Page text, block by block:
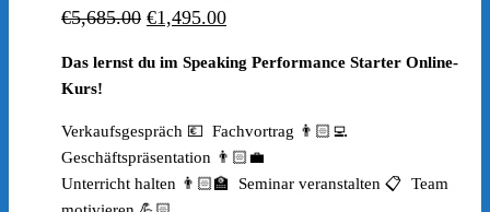
€5,685.00 Ursprünglicher
€1,495.00Aktueller
ist:
Das lernst du im Speaking Performance Starter Online-
Kurs!
Verkaufsgespräch 💶 Fachvortrag 👨🏻‍💻
Geschäftspräsentation 👨🏻‍💼
Unterricht halten 👨🏻‍🏫 Seminar veranstalten 📋 Team